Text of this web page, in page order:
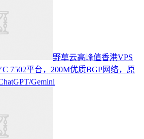
野草云高峰值香港VPS
7502平台，200M优质BGP网络，原
Gemini